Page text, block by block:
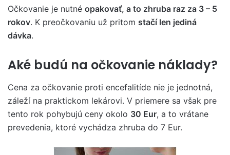
Očkovanie je nutné opakovať, a to zhruba raz za 3 – 5
rokov. K preočkovaniu už pritom stačí len jediná
dávka.
Aké budú na očkovanie náklady?
Cena za očkovanie proti encefalitíde nie je jednotná,
záleží na praktickom lekárovi. V priemere sa však pre
tento rok pohybujú ceny okolo 30 Eur, a to vrátane
prevedenia, ktoré vychádza zhruba do 7 Eur.